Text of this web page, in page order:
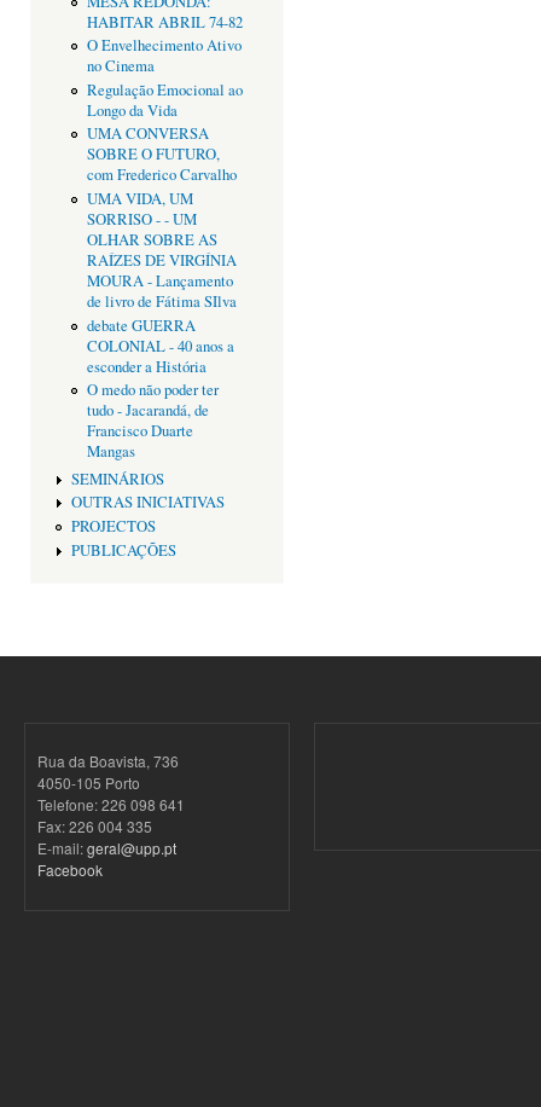
HABITAR ABRIL 74-82
O Envelhecimento Ativo
no Cinema
Regulação Emocional ao
Longo da Vida
UMA CONVERSA
SOBRE O FUTURO,
com Frederico Carvalho
UMA VIDA, UM
SORRISO - - UM
OLHAR SOBRE AS
RAÍZES DE VIRGÍNIA
MOURA - Lançamento
de livro de Fátima SIlva
debate GUERRA
COLONIAL - 40 anos a
esconder a História
O medo não poder ter
tudo - Jacarandá, de
Francisco Duarte
Mangas
SEMINÁRIOS
OUTRAS INICIATIVAS
PROJECTOS
PUBLICAÇÕES
Rua da Boavista, 736
4050-105 Porto
Telefone: 226 098 641
Fax: 226 004 335
E-mail:geral@upp.pt
Facebook